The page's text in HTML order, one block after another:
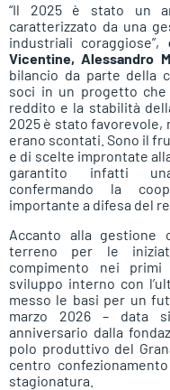
“Il 2025 è stato un
caratterizzato da una
industriali coraggiose”,
Vicentine, Alessandro
bilancio da parte della
soci in un progetto
reddito e la stabilità
2025 è stato favorevole,
erano scontati. Sono il
e di scelte improntate
garantito infatti
confermando la
importante a difesa del
Accanto alla gestione
terreno per le
compimento nei
sviluppo interno con
messo le basi per un
marzo 2026 – data
anniversario dalla
polo produttivo del
centro
stagionatura.